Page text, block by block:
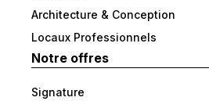
Architecture & Conception
Locaux Professionnels
Notre offres
Signature